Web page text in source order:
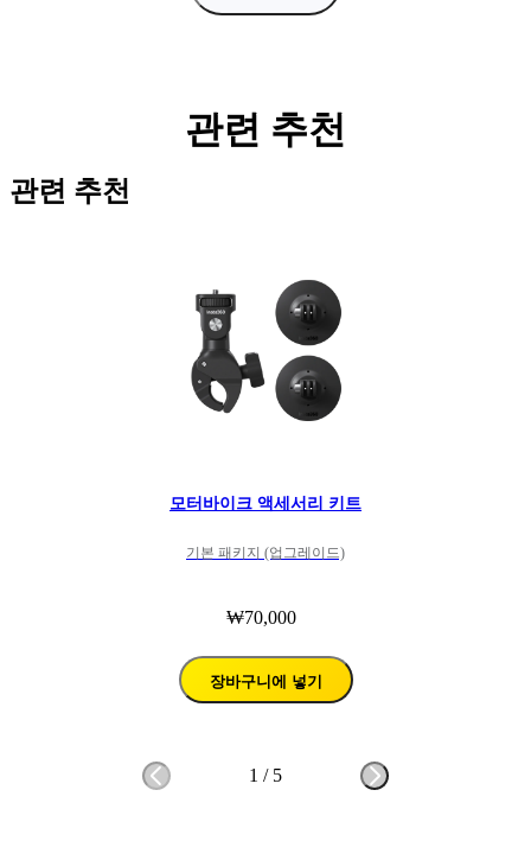
관련 추천
관련 추천
모터바이크 액세서리 키트
기본 패키지 (업그레이드)
₩70,000
장바구니에 넣기
1 / 5